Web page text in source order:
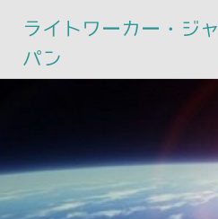
ライトワーカー・ジャ
パン